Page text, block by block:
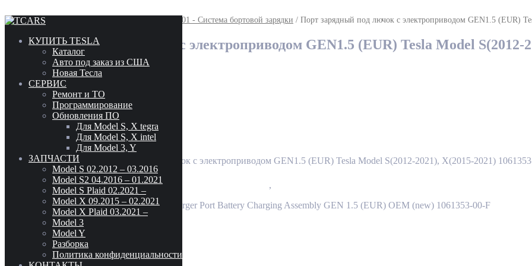
КУПИТЬ TESLA
Каталог
Авто под заказ из США
Новая Тесла
СЕРВИС
Ремонт и ТО
Программирование
Обновления ПО
Для Model S, X tegra
Для Model S, X intel
Для Model 3, Y
ЗАПЧАСТИ
Model S 02.2012 – 03.2016
Model S2 04.2016 – 01.2021
Model S Plaid 02.2021 –
Model X 09.2015 – 02.2021
Model X Plaid 03.2021 –
Model 3
Model Y
Разборка
Политика конфиденциальности
Главная/ 44 - Система высокого напряжения 4401 - Система бортовой зарядки / Порт зарядный под лючок с электроприводом GEN1.5 (EUR)
Порт зарядный под лючок с электроприводом GEN1.5 (EUR) Tesla Model S(2012-
Парт. номер: 1061353-00-F
Количество товара Порт зарядный под лючок с электроприводом GEN1.5 (EUR) Tesla Model S(2012-2021), X(2015-2021)
В корзину
1061353-00-F Категории:44 - Система высокого напряжения ,
Tesla Model S(2012-2021), X(2015-2021) Charger Port Battery Charging Assembly GEN 1.5 (EUR) OEM (new) 1061353-00-F
Детали